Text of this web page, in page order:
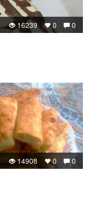
0
0
16239
0
0
14908